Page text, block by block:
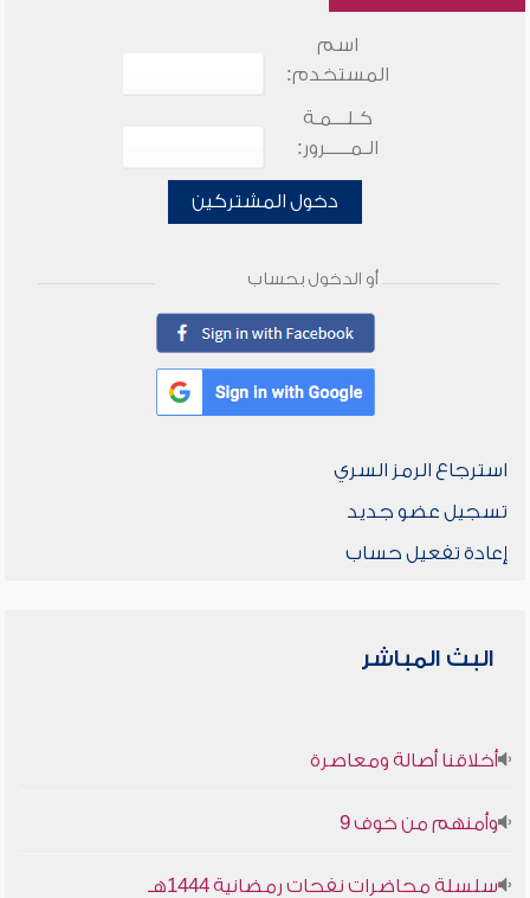
اسم
المستخدم:
كـلـــمـة
الـمـــــرور:
دخول المشتركين
أو الدخول بحساب
استرجاع الرمز السري
تسجيل عضو جديد
إعادة تفعيل حساب
البث المباشر
أخلاقنا أصالة ومعاصرة
وأمنهم من خوف 9
سلسلة محاضرات نفحات رمضانية 1444هـ